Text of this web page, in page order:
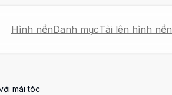
Hình nềnDanh mụcTải lên hình nền
mái tóc